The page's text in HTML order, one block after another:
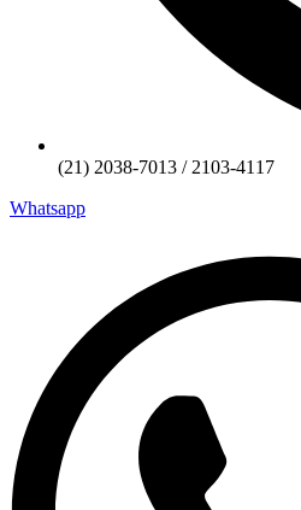
(21) 2038-7013 / 2103-4117
Whatsapp